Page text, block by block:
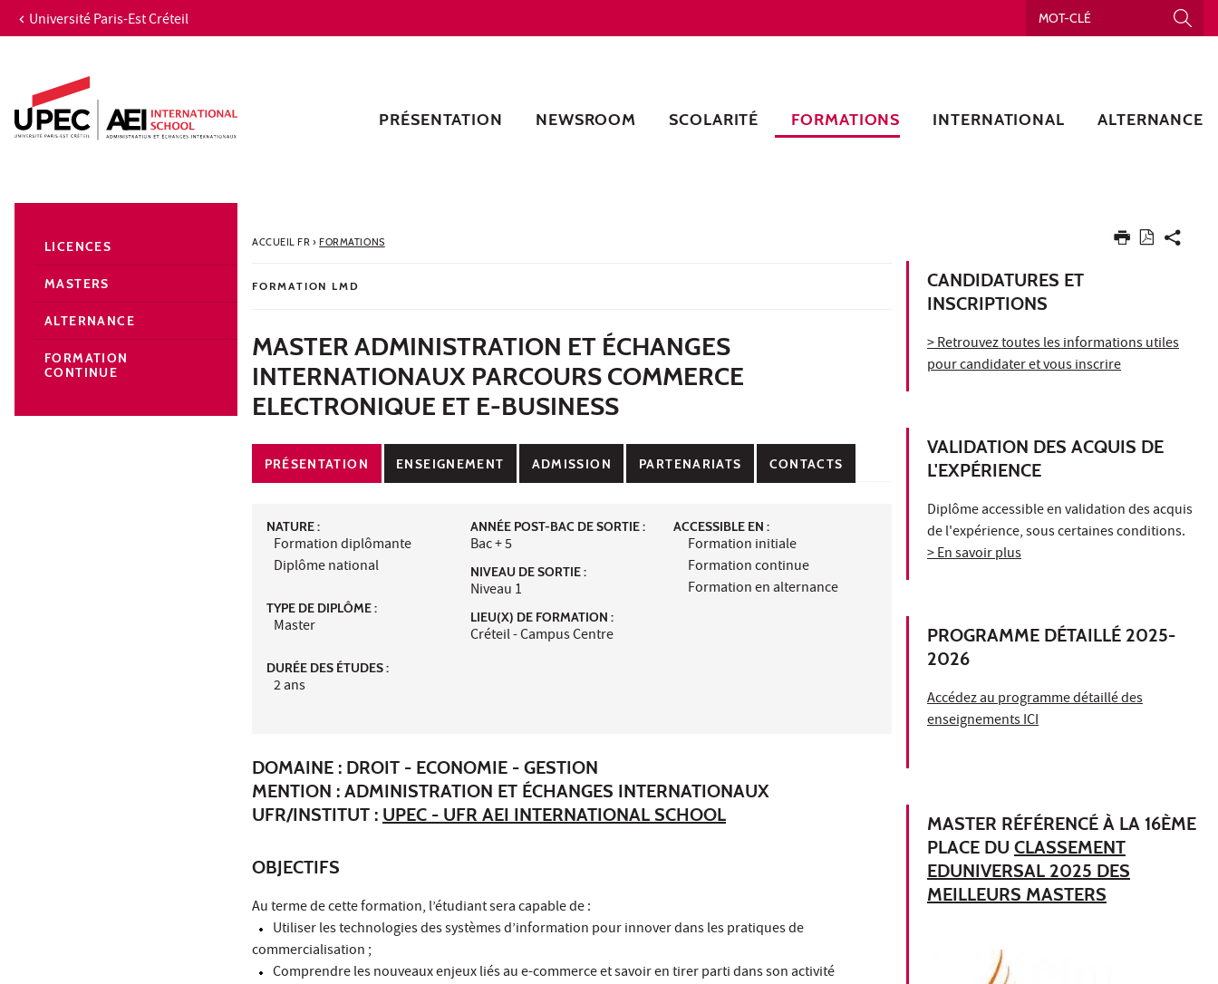
Aller au contenu
Recherche
Navigation secondaire
Université Paris-Est Créteil
PRÉSENTATION NEWSROOM SCOLARITÉ FORMATIONS INTERNATIONAL ALTERNANCE
ACCUEIL FR› FORMATIONS
FORMATION LMD
MASTER ADMINISTRATION ET ÉCHANGES
INTERNATIONAUX PARCOURS COMMERCE
ELECTRONIQUE ET E-BUSINESS
PRÉSENTATION ENSEIGNEMENT ADMISSION PARTENARIATS CONTACTS
NATURE :
Formation diplômante
Diplôme national
TYPE DE DIPLÔME :
Master
DURÉE DES ÉTUDES :
2 ans
ANNÉE POST-BAC DE SORTIE :
Bac + 5
NIVEAU DE SORTIE :
Niveau 1
LIEU(X) DE FORMATION :
Créteil - Campus Centre
ACCESSIBLE EN :
Formation initiale
Formation continue
Formation en alternance
DOMAINE : DROIT - ECONOMIE - GESTION
MENTION : ADMINISTRATION ET ÉCHANGES INTERNATIONAUX
UFR/INSTITUT : UPEC - UFR AEI INTERNATIONAL SCHOOL
OBJECTIFS
Au terme de cette formation, l’étudiant sera capable de :
Utiliser les technologies des systèmes d’information pour innover dans les pratiques de
commercialisation ;
Comprendre les nouveaux enjeux liés au e-commerce et savoir en tirer parti dans son activité
CANDIDATURES ET
INSCRIPTIONS
> Retrouvez toutes les informations utiles
pour candidater et vous inscrire
VALIDATION DES ACQUIS DE
L'EXPÉRIENCE
Diplôme accessible en validation des acquis
de l'expérience, sous certaines conditions.
> En savoir plus
PROGRAMME DÉTAILLÉ 2025-
2026
Accédez au programme détaillé des
enseignements ICI
MASTER RÉFÉRENCÉ À LA 16ÈME
PLACE DU CLASSEMENT
EDUNIVERSAL 2025 DES
MEILLEURS MASTERS
LICENCES
MASTERS
ALTERNANCE
FORMATION
CONTINUE